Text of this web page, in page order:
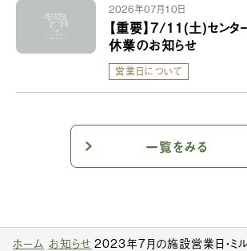
2026年07月10日
【重要】7/11(土)センタ
休業のお知らせ
営業日について
一覧をみる
ホーム お知らせ 2023年7月の施設営業日・ミ